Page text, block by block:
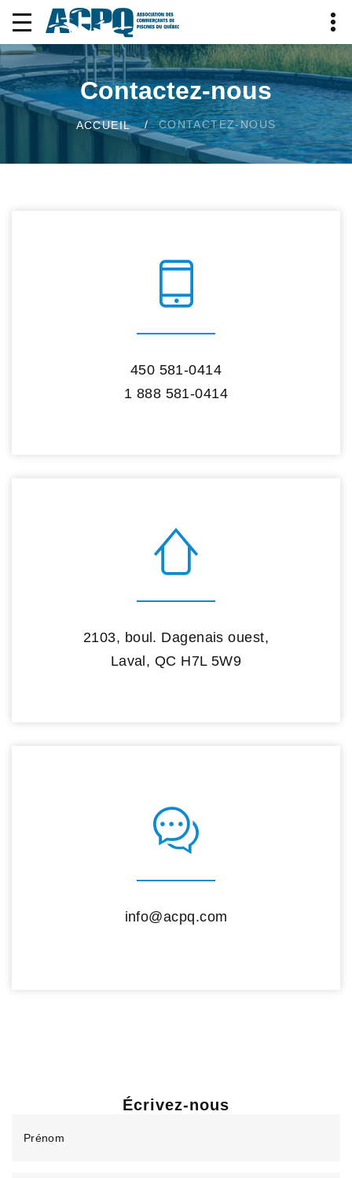
Contactez-nous
ACCUEIL CONTACTEZ-NOUS
450 581-0414
1 888 581-0414
2103, boul. Dagenais ouest,
Laval, QC H7L 5W9
info@acpq.com
Écrivez-nous
Prénom